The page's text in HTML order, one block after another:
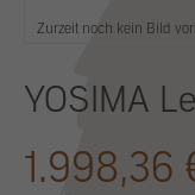
Zurzeit noch kein Bild
YOSIMA
1.998,36